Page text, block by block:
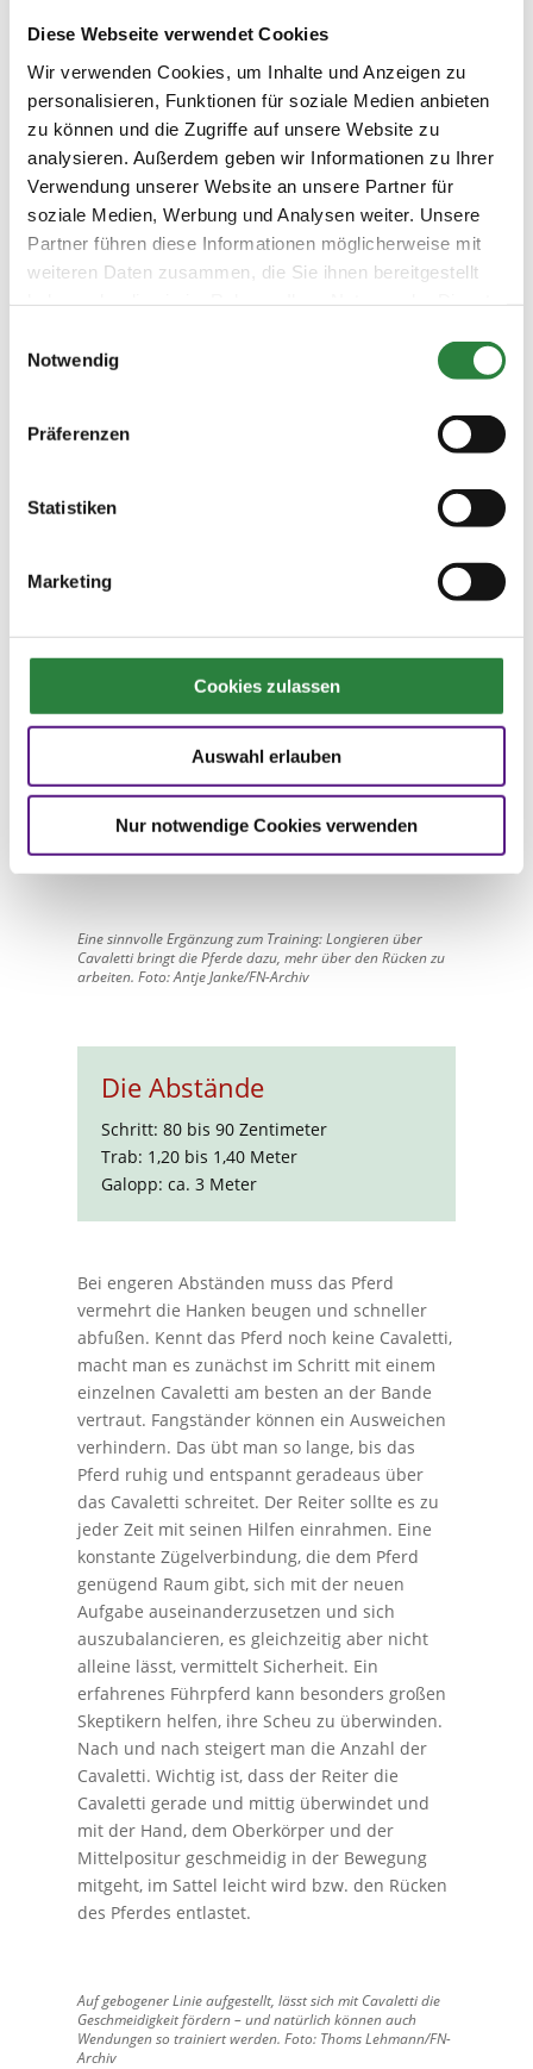
Diese Webseite verwendet Cookies
Wir verwenden Cookies, um Inhalte und Anzeigen zu
personalisieren, Funktionen für soziale Medien anbieten
zu können und die Zugriffe auf unsere Website zu
analysieren. Außerdem geben wir Informationen zu Ihrer
Verwendung unserer Website an unsere Partner für
soziale Medien, Werbung und Analysen weiter. Unsere
Partner führen diese Informationen möglicherweise mit
weiteren Daten zusammen, die Sie ihnen bereitgestellt
Notwendig
Präferenzen
Statistiken
Marketing
Cookies zulassen
Auswahl erlauben
Nur notwendige Cookies verwenden
– dabei fällt es vielen Pferden an der Longe
losgelassen vorwärts-abwärts zu bewegen.
Über den Cavaletti kann das Pferd ohne
Reitergewicht lernen, seine Bewegungen zu
koordinieren und auszubalancieren.
Mit Cavaletti kann in der Reithalle, auf dem
Außenplatz oder auch auf einer Wiese oder im
Gelände trainiert werden. Wichtig ist, dass die
und nicht zu hart oder zu weich sein. Tiefer
übermäßig, harter Boden federt die
Bewegungen des Pferdes nicht ab. Bandagen,
Pferdebeine während des Trainings. Man
folgender Grundsatz: Die niedrigste
geeignet, die mittlere für Trab und Galopp und
Erste Schritte
Liegen die Cavaletti in etwas weiteren
Abständen, fördern sie vor allem die
Das Pferd muss sich vermehrt dehnen und
dynamischer abfußen.
Eine sinnvolle Ergänzung zum Training: Longieren über
Cavaletti bringt die Pferde dazu, mehr über den Rücken zu
arbeiten. Foto: Antje Janke/FN-Archiv
Die Abstände
Schritt: 80 bis 90 Zentimeter
Trab: 1,20 bis 1,40 Meter
Galopp: ca. 3 Meter
Bei engeren Abständen muss das Pferd
vermehrt die Hanken beugen und schneller
abfußen. Kennt das Pferd noch keine Cavaletti,
macht man es zunächst im Schritt mit einem
einzelnen Cavaletti am besten an der Bande
vertraut. Fangständer können ein Ausweichen
verhindern. Das übt man so lange, bis das
Pferd ruhig und entspannt geradeaus über
das Cavaletti schreitet. Der Reiter sollte es zu
jeder Zeit mit seinen Hilfen einrahmen. Eine
konstante Zügelverbindung, die dem Pferd
genügend Raum gibt, sich mit der neuen
Aufgabe auseinanderzusetzen und sich
auszubalancieren, es gleichzeitig aber nicht
alleine lässt, vermittelt Sicherheit. Ein
erfahrenes Führpferd kann besonders großen
Skeptikern helfen, ihre Scheu zu überwinden.
Nach und nach steigert man die Anzahl der
Cavaletti. Wichtig ist, dass der Reiter die
Cavaletti gerade und mittig überwindet und
mit der Hand, dem Oberkörper und der
Mittelpositur geschmeidig in der Bewegung
mitgeht, im Sattel leicht wird bzw. den Rücken
des Pferdes entlastet.
Auf gebogener Linie aufgestellt, lässt sich mit Cavaletti die
Geschmeidigkeit fördern – und natürlich können auch
Wendungen so trainiert werden. Foto: Thoms Lehmann/FN-
Archiv